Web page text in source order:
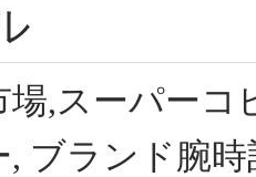
場,スーパー
, ブランド腕